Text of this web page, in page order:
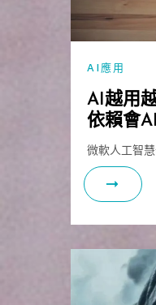
AI應用
AI越用
依賴會
微軟人工智